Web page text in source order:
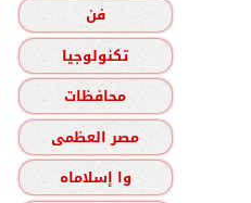
فن
تكنولوجيا
محافظات
مصر العظمى
وا إسلاماه